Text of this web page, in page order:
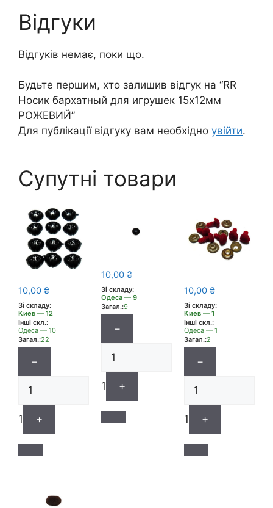
Відгуки
Відгуків немає, поки що.
Будьте першим, хто залишив відгук на “RR
Носик бархатный для игрушек 15х12мм
РОЖЕВИЙ”
Для публікації відгуку вам необхідно увійти.
Супутні товари
10,00 ₴
Зі складу:
Киев — 12
Інші скл.:
Одеса — 10
Загал.:22
−
1 +
10,00 ₴
Зі складу:
Одеса — 9
Загал.:9
−
1 +
10,00 ₴
Зі складу:
Киев — 1
Інші скл.:
Одеса — 1
Загал.:2
−
1 +